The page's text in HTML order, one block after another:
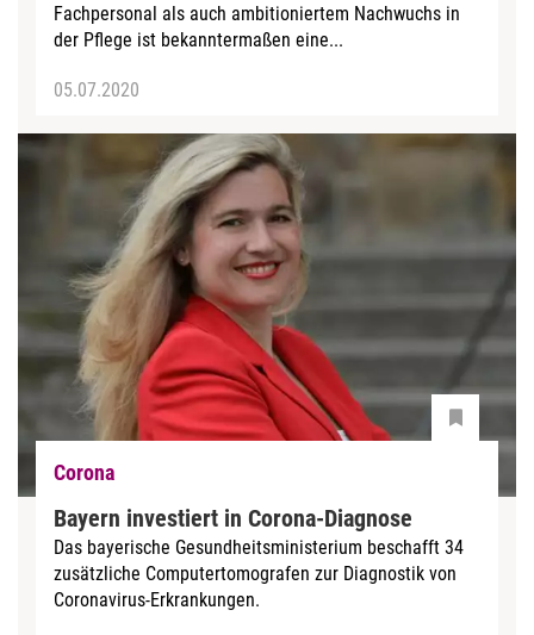
Fachpersonal als auch ambitioniertem Nachwuchs in
der Pflege ist bekanntermaßen eine...
05.07.2020
Corona
Bayern investiert in Corona-Diagnose
Das bayerische Gesundheitsministerium beschafft 34
zusätzliche Computertomografen zur Diagnostik von
Coronavirus-Erkrankungen.